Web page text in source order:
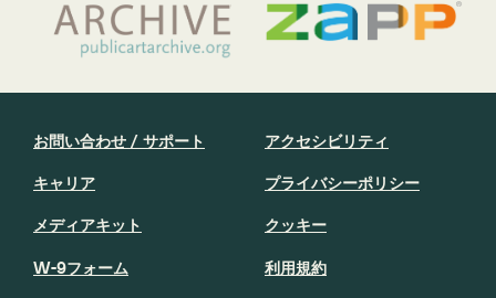
お問い合わせ / サポート
キャリア
メディアキット
W-9フォーム
アクセシビリティ
プライバシーポリシー
クッキー
利用規約